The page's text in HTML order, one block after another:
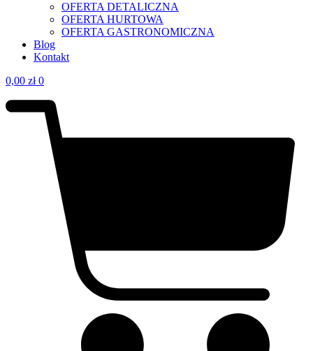
OFERTA DETALICZNA
OFERTA HURTOWA
OFERTA GASTRONOMICZNA
Blog
Kontakt
0,00 zł 0